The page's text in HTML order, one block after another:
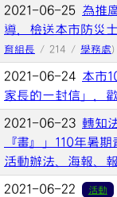
2021-06-25 為推
導，檢送本市防災
育組長 / 214 / 學務處)
2021-06-24 本市
家長的一封信」，
2021-06-23 轉知
『畫』」110年暑
活動辦法、海報、
2021-06-22 活動